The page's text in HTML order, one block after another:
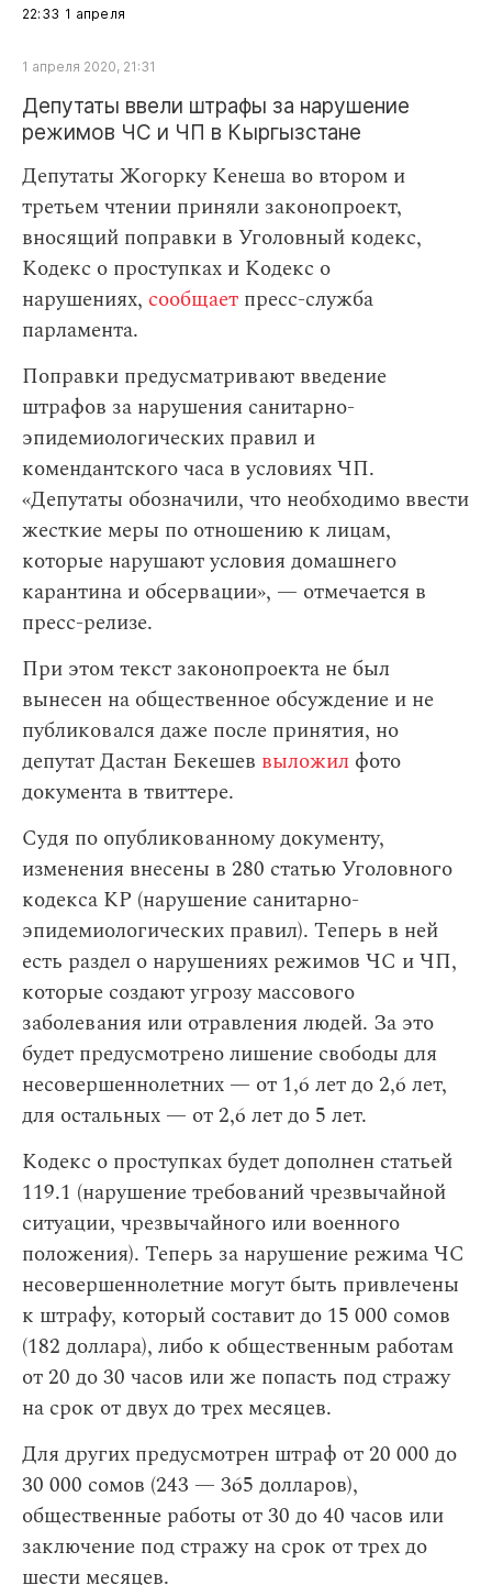
22:33 1 апреля
1 апреля 2020, 21:31
Депутаты ввели штрафы за нарушение
режимов ЧС и ЧП в Кыргызстане
Депутаты Жогорку Кенеша во втором и
третьем чтении приняли законопроект,
вносящий поправки в Уголовный кодекс,
Кодекс о проступках и Кодекс о
нарушениях, сообщает пресс-служба
парламента.
Поправки предусматривают введение
штрафов за нарушения санитарно-
эпидемиологических правил и
комендантского часа в условиях ЧП.
«Депутаты обозначили, что необходимо ввести
жесткие меры по отношению к лицам,
которые нарушают условия домашнего
карантина и обсервации», — отмечается в
пресс-релизе.
При этом текст законопроекта не был
вынесен на общественное обсуждение и не
публиковался даже после принятия, но
депутат Дастан Бекешев выложил фото
документа в твиттере.
Судя по опубликованному документу,
изменения внесены в 280 статью Уголовного
кодекса КР (нарушение санитарно-
эпидемиологических правил). Теперь в ней
есть раздел о нарушениях режимов ЧС и ЧП,
которые создают угрозу массового
заболевания или отравления людей. За это
будет предусмотрено лишение свободы для
несовершеннолетних — от 1,6 лет до 2,6 лет,
для остальных — от 2,6 лет до 5 лет.
Кодекс о проступках будет дополнен статьей
119.1 (нарушение требований чрезвычайной
ситуации, чрезвычайного или военного
положения). Теперь за нарушение режима ЧС
несовершеннолетние могут быть привлечены
к штрафу, который составит до 15 000 сомов
(182 доллара), либо к общественным работам
от 20 до 30 часов или же попасть под стражу
на срок от двух до трех месяцев.
Для других предусмотрен штраф от 20 000 до
30 000 сомов (243 — 365 долларов),
общественные работы от 30 до 40 часов или
заключение под стражу на срок от трех до
шести месяцев.